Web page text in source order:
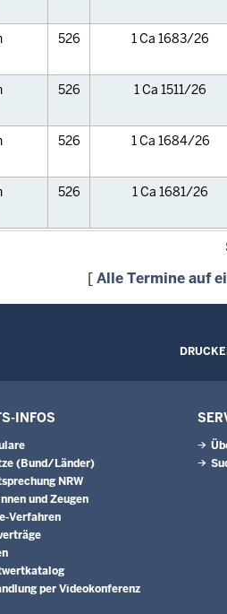
526 1 Ca 1683/26
526 1 Ca 1511/26
526 1 Ca 1684/26
526 1 Ca 1681/26
[Alle Termine auf
INFOS
(Bund/Länder)
NRW
und Zeugen
Verfahren
per Videokonferenz